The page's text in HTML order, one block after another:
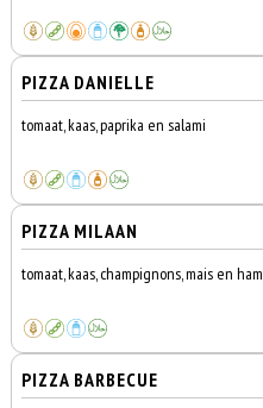
PIZZA DANIELLE
tomaat, kaas, paprika en salami
PIZZA MILAAN
tomaat, kaas, champignons, mais en ham
PIZZA BARBECUE